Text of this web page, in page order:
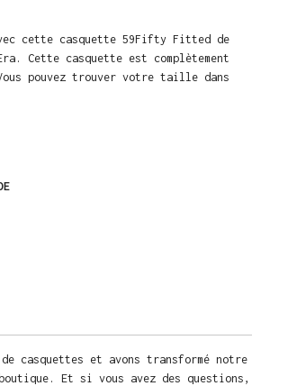
cette casquette 59Fifty Fitted de
Cette casquette est complètement
pouvez trouver votre taille dans
casquettes et avons transformé notre
Et si vous avez des questions,